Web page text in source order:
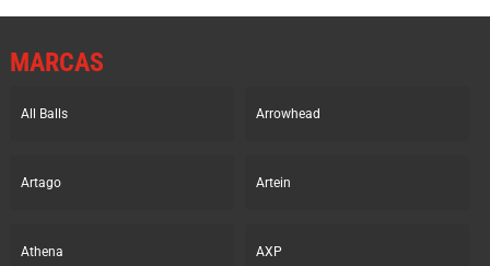
MARCAS
All Balls Arrowhead
Artago Artein
Athena AXP